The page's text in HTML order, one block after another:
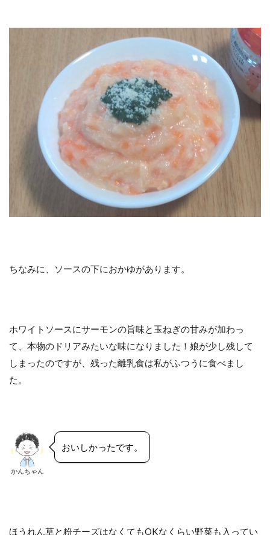
ちなみに、ソースの下におかゆがあります。
ホワイトソースにサーモンの旨味と玉ねぎの甘みが加わっ
て、本物のドリアみたいな味になりました！娘が少し残して
しまったのですが、残った離乳食は私がふつうに食べまし
た。
かんちゃん
おいしかったです。
ほうれん草と粉チーズはなくてもOKなくらい野菜も入ってい